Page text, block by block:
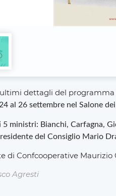
dettagli del programma
al 26 settembre nel Salone
5 ministri: Bianchi, Carfagna,
del Consiglio Mario
di Confcooperative
Agresti